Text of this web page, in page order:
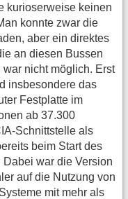
kurioserweise keinen
konnte zwar die
aber ein direktes
an diesen Bussen
nicht möglich. Erst
insbesondere das
Festplatte im
ab 37.300
Schnittstelle als
beim Start des
war die Version
auf die Nutzung von
mit mehr als